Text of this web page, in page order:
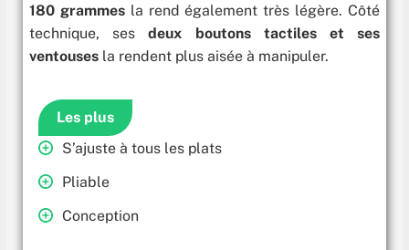
180 grammesla rend également très légère. Côté
technique, sesdeux boutons tactiles et ses
ventouses la rendent plus aisée à manipuler.
Les plus
S’ajuste à tous les plats
Pliable
Conception